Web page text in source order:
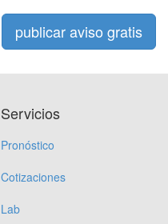
publicar aviso gratis
Servicios
Pronóstico
Cotizaciones
Lab